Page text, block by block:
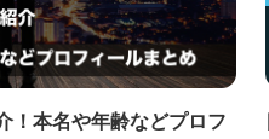
！本名や年齢などプロフ